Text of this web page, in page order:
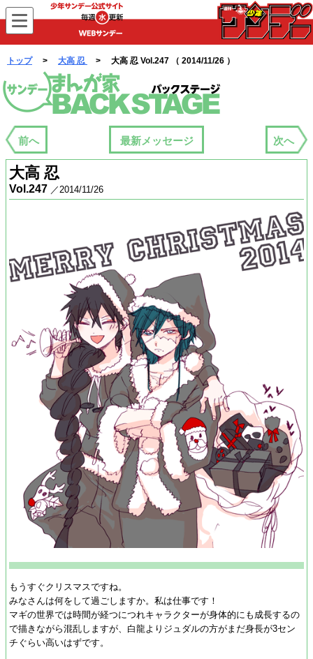
WEBサンデー
トップ> 大高 忍 > 大高 忍 Vol.247 （ 2014/11/26 ）
まんが家バックステージ
前へ 最新メッセージ 次へ
大高 忍
Vol.247 ／2014/11/26
もうすぐクリスマスですね。
みなさんは何をして過ごしますか。私は仕事です！
マギの世界では時間が経つにつれキャラクターが身体的にも成長するの
で描きながら混乱しますが、白龍よりジュダルの方がまだ身長が3セン
チぐらい高いはずです。